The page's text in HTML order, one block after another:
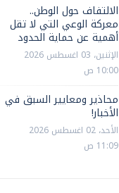
الالتفاف حول الوطن..
معركة الوعي التي لا تقل
أهمية عن حماية الحدود
الإثنين، 03 اغسطس 2026
10:00 ص
محاذير ومعايير السبق في
الأخبار!
الأحد، 02 اغسطس 2026
11:09 ص